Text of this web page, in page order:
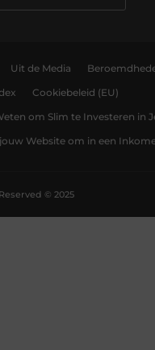
Uit de Media
Cookiebeleid (EU)
om Slim te Investeren in
Website om in een
© 2025